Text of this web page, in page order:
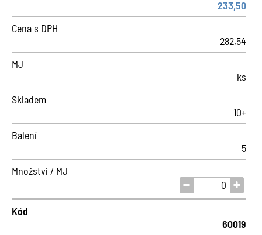
233,50
Cena s DPH
282,54
MJ
ks
Skladem
10+
Balení
5
Množství / MJ
Kód
60019